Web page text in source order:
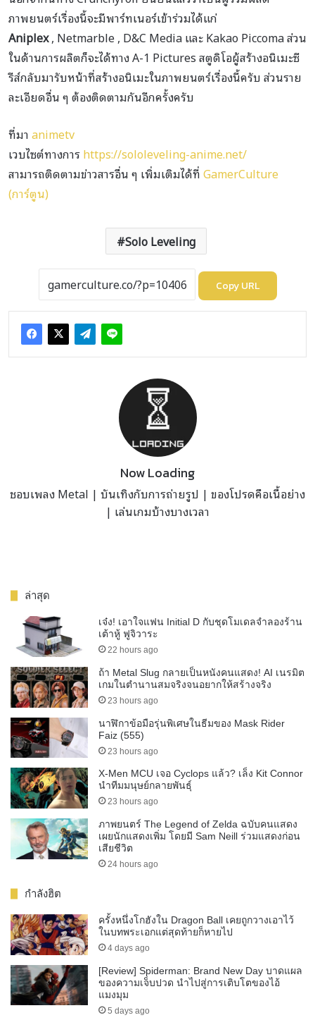
ภาพยนตร์เรื่องนี้จะมีพาร์ทเนอร์เข้าร่วมได้แก่
Aniplex, Netmarble , D&C Media และ Kakao Piccoma ส่วน
ในด้านการผลิตก็จะได้ทาง A-1 Pictures สตูดิโอผู้สร้างอนิเมะซี
รีส์กลับมารับหน้าที่สร้างอนิเมะในภาพยนตร์เรื่องนี้ครับ ส่วนราย
ละเอียดอื่น ๆ ต้องติดตามกันอีกครั้งครับ
ที่มาanimetv
เวบไซต์ทางการhttps://sololeveling-anime.net/
สามารถติดตามข่าวสารอื่น ๆ เพิ่มเติมได้ที่GamerCulture
(การ์ตูน)
Solo Leveling
Copy URL
Now Loading
ชอบเพลง Metal | บันเทิงกับการถ่ายรูป | ของโปรดคือเนื้อย่าง
| เล่นเกมบ้างบางเวลา
ล่าสุด
เจ๋ง! เอาใจแฟน Initial D กับชุดโมเดลจำลองร้าน
เต้าหู้ ฟูจิวาระ
22 hours ago
ถ้า Metal Slug กลายเป็นหนังคนแสดง! AI เนรมิต
เกมในตำนานสมจริงจนอยากให้สร้างจริง
23 hours ago
นาฬิกาข้อมือรุ่นพิเศษในธีมของ Mask Rider
Faiz (555)
23 hours ago
X-Men MCU เจอ Cyclops แล้ว? เล็ง Kit Connor
นำทีมมนุษย์กลายพันธุ์
23 hours ago
ภาพยนตร์ The Legend of Zelda ฉบับคนแสดง
เผยนักแสดงเพิ่ม โดยมี Sam Neill ร่วมแสดงก่อน
เสียชีวิต
24 hours ago
กำลังฮิต
ครั้งหนึ่งโกฮังใน Dragon Ball เคยถูกวางเอาไว้
ในบทพระเอกแต่สุดท้ายก็หายไป
4 days ago
[Review] Spiderman: Brand New Day บาดแผล
ของความเจ็บปวด นำไปสู่การเติบโตของไอ้
แมงมุม
5 days ago